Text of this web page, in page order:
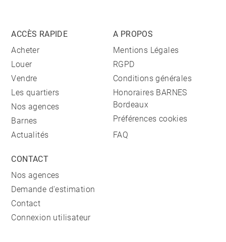
ACCÈS RAPIDE
Acheter
Louer
Vendre
Les quartiers
Nos agences
Barnes
Actualités
A PROPOS
Mentions Légales
RGPD
Conditions générales
Honoraires BARNES
Bordeaux
Préférences cookies
FAQ
CONTACT
Nos agences
Demande d'estimation
Contact
Connexion utilisateur